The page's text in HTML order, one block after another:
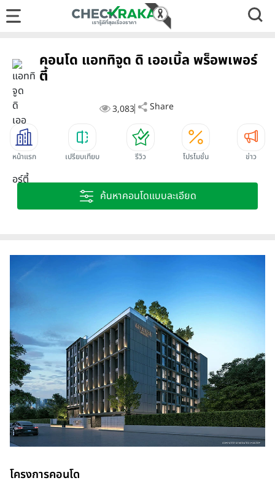
คอนโด แอททิจูด ดิ เออเบิ้ล พร็อพเพอร์
ตี้
3,083 Share
หน้าแรก เปรียบเทียบ รีวิว โปรโมชั่น ข่าว
ค้นหาคอนโดแบบละเอียด
โครงการคอนโด